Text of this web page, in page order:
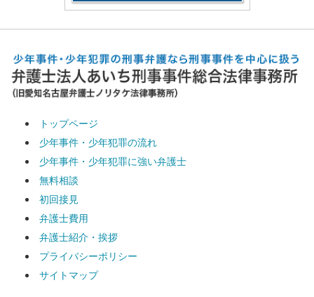
トップページ
少年事件・少年犯罪の流れ
少年事件・少年犯罪に強い弁護士
無料相談
初回接見
弁護士費用
弁護士紹介・挨拶
プライバシーポリシー
サイトマップ